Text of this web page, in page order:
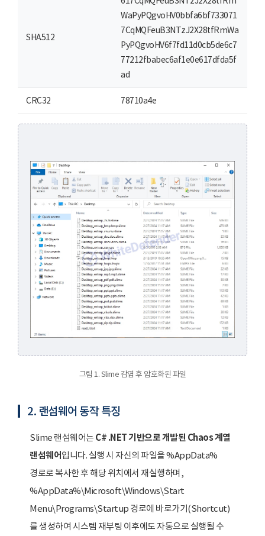
SHA512
WaPyPQgvoHV0bbfa6bf733071
7CqMQFeuB3NTzJ2X28tfRmWa
PyPQgvoHV6f7fd11d0cb5de6c7
77212fbabec6af1e0e617dfda5f
ad
CRC32 78710a4e
그림 1. Slime 감염 후 암호화된 파일
2. 랜섬웨어 동작 특징
Slime 랜섬웨어는 C# .NET 기반으로 개발된 Chaos 계열
랜섬웨어 입니다. 실행 시 자신의 파일을 %AppData%
경로로 복사한 후 해당 위치에서 재실행하며,
%AppData%\Microsoft\Windows\Start
Menu\Programs\Startup 경로에 바로가기(Shortcut)
를 생성하여 시스템 재부팅 이후에도 자동으로 실행될 수